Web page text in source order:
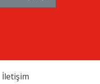
İletişim